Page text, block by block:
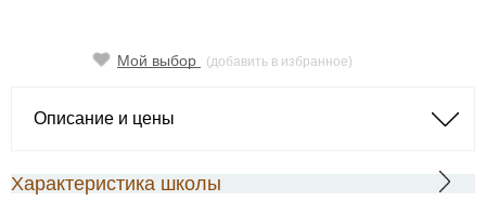
Мой выбор (добавить в избранное)
Описание и цены
Характеристика школы